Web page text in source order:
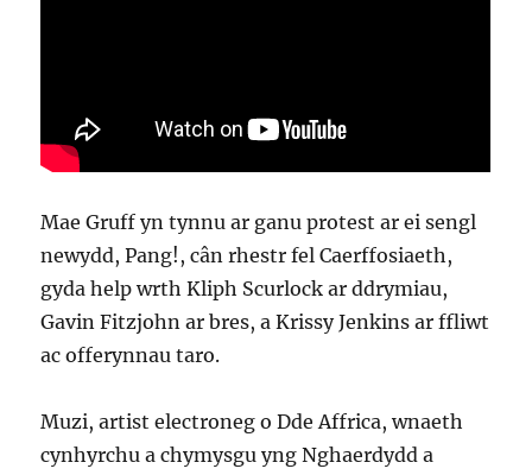
Mae Gruff yn tynnu ar ganu protest ar ei sengl
newydd, Pang!, cân rhestr fel Caerffosiaeth,
gyda help wrth Kliph Scurlock ar ddrymiau,
Gavin Fitzjohn ar bres, a Krissy Jenkins ar ffliwt
ac offerynnau taro.
Muzi, artist electroneg o Dde Affrica, wnaeth
cynhyrchu a chymysgu yng Nghaerdydd a